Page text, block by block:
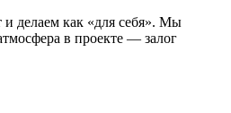
и делаем как «для себя». Мы
в проекте — залог